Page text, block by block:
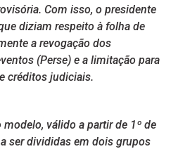
Com isso, o presidente
diziam respeito à folha de
a revogação dos
(Perse) e a limitação para
créditos judiciais.
válido a partir de 1º de
ser divididas em dois grupos